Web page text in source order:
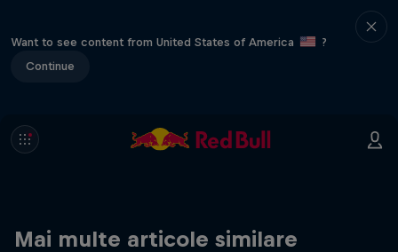
Want to see content from United States of America
?
Continue
Mai multe articole similare